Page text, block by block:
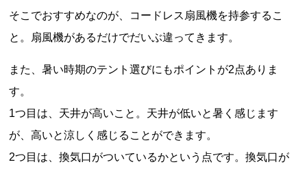
そこでおすすめなのが、コードレス扇風機を持参するこ
と。扇風機があるだけでだいぶ違ってきます。
また、暑い時期のテント選びにもポイントが2点ありま
す。
1つ目は、天井が高いこと。天井が低いと暑く感じます
が、高いと涼しく感じることができます。
2つ目は、換気口がついているかという点です。換気口が